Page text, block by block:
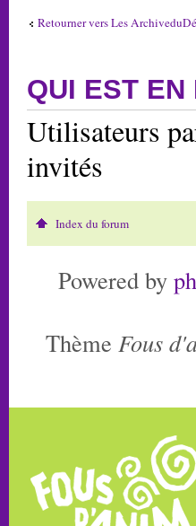
Retourner vers Les
QUI EST EN
Utilisateurs
invités
Index du forum
Powered by
Thème Fous